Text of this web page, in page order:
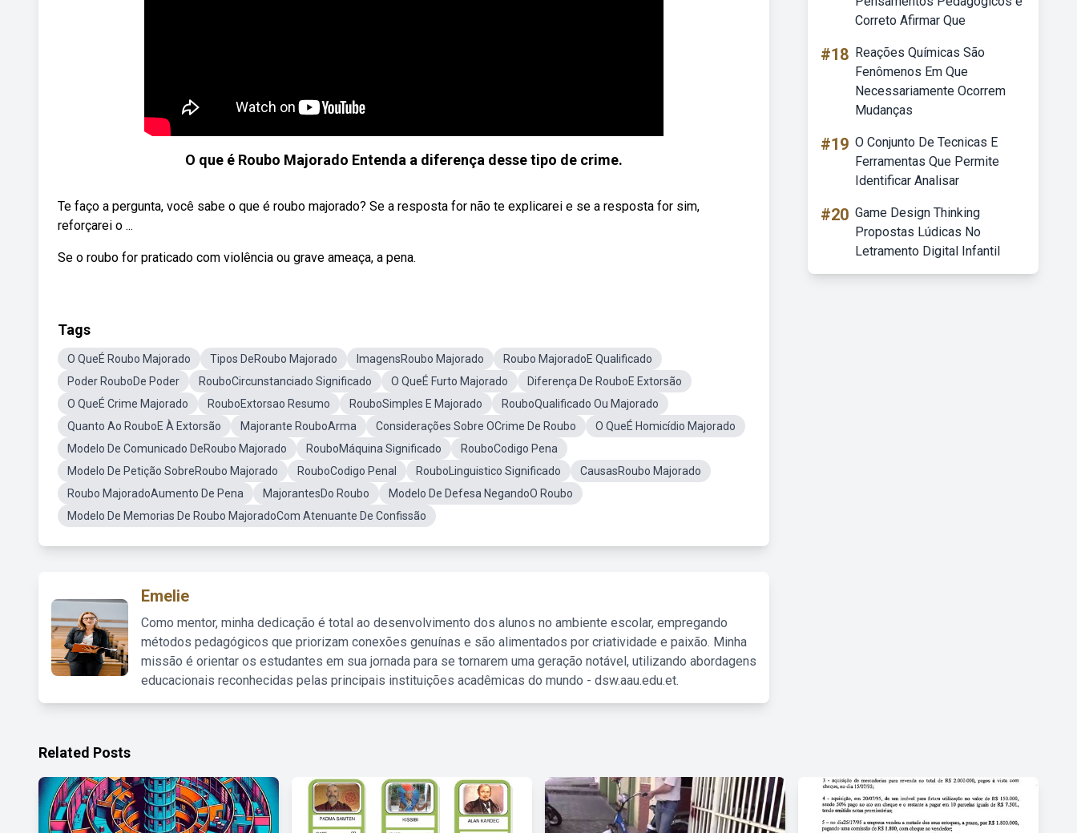
O que é Roubo Majorado Entenda a diferença desse tipo de crime.
Te faço a pergunta, você sabe o que é roubo majorado? Se a resposta for não te explicarei e se a resposta for sim,
reforçarei o ...
Se o roubo for praticado com violência ou grave ameaça, a pena.
Tags
O QueÉ Roubo Majorado Tipos DeRoubo Majorado ImagensRoubo Majorado
Roubo MajoradoE Qualificado
Poder RouboDe Poder
RouboCircunstanciado Significado O QueÉ Furto Majorado
Diferença De RouboE Extorsão
O QueÉ Crime Majorado
RouboExtorsao Resumo RouboSimples E Majorado
RouboQualificado Ou Majorado
Quanto Ao RouboE À Extorsão
Majorante RouboArma Considerações Sobre OCrime De Roubo
O QueÉ Homicídio Majorado
Modelo De Comunicado DeRoubo Majorado
RouboMáquina Significado
RouboCodigo Pena
Modelo De Petição SobreRoubo Majorado
RouboCodigo Penal RouboLinguistico Significado
CausasRoubo Majorado
Roubo MajoradoAumento De Pena
MajorantesDo Roubo
Modelo De Defesa NegandoO Roubo
Modelo De Memorias De Roubo MajoradoCom Atenuante De Confissão
Emelie
Como mentor, minha dedicação é total ao desenvolvimento dos alunos no ambiente escolar, empregando
métodos pedagógicos que priorizam conexões genuínas e são alimentados por criatividade e paixão. Minha
missão é orientar os estudantes em sua jornada para se tornarem uma geração notável, utilizando abordagens
educacionais reconhecidas pelas principais instituições acadêmicas do mundo - dsw.aau.edu.et.
Correto Afirmar Que
#18 Reações Químicas São
Fenômenos Em Que
Necessariamente Ocorrem
Mudanças
#19 O Conjunto De Tecnicas E
Ferramentas Que Permite
Identificar Analisar
#20 Game Design Thinking
Propostas Lúdicas No
Letramento Digital Infantil
Related Posts